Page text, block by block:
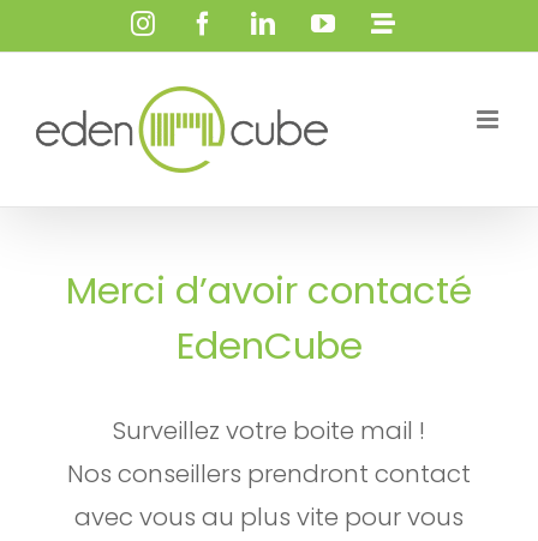
InstagramFacebookLinkedInYouTube
Merci d’avoir contacté
EdenCube
Surveillez votre boite mail !
Nos conseillers prendront contact
avec vous au plus vite pour vous